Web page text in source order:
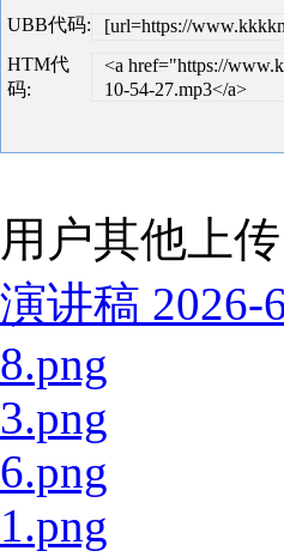
UBB代码:
[url=https://
HTM代
码:
<a href="https://
10-54-27.mp3</a>
用户其他上传
演讲稿 2026-
8.png
3.png
6.png
1.png